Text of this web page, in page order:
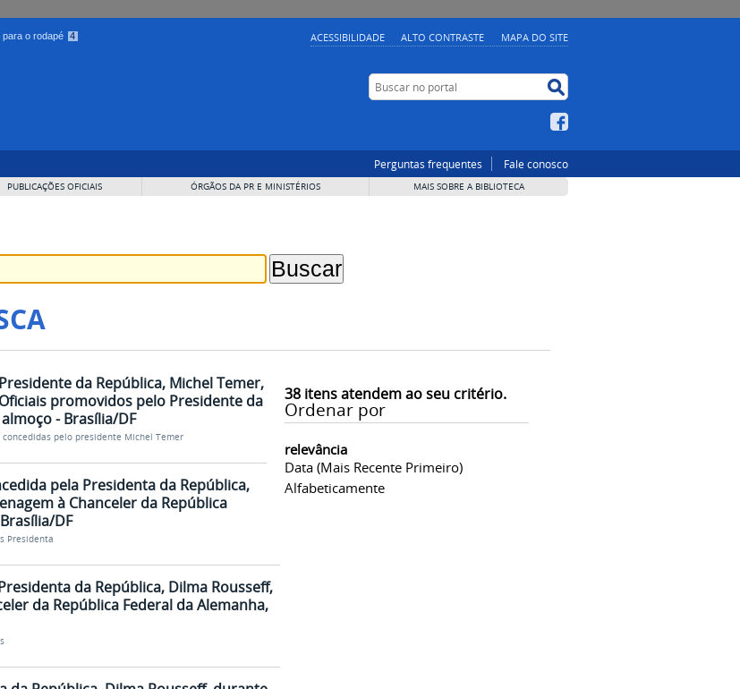
para o rodapé 4 ACESSIBILIDADE ALTO CONTRASTE MAPA DO SITE
Buscar no portal
Perguntas frequentes Fale conosco
PUBLICAÇÕES OFICIAIS ÓRGÃOS DA PR E MINISTÉRIOS MAIS SOBRE A BIBLIOTECA
38itens atendem ao seu critério.
Ordenar por
relevância
Data (mais Recente Primeiro)
Alfabeticamente
da República, Michel Temer,
promovidos pelo Presidente da
- Brasília/DF
concedidas pelo presidente Michel Temer
pela Presidenta da República,
à Chanceler da República
DF
Presidenta
da República, Dilma Rousseff,
da República Federal da Alemanha,